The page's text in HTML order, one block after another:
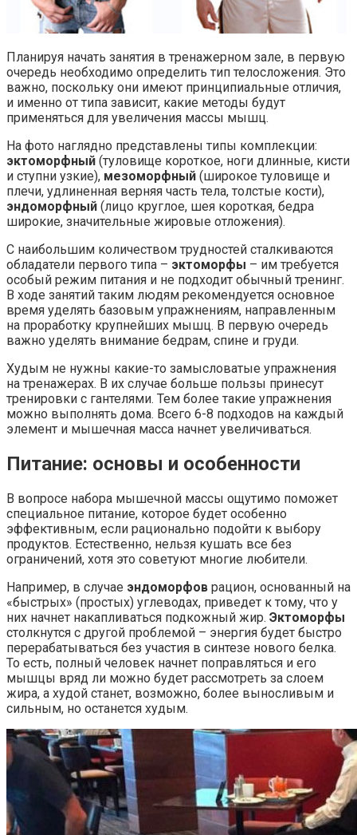
Планируя начать занятия в тренажерном зале, в первую
очередь необходимо определить тип телосложения. Это
важно, поскольку они имеют принципиальные отличия,
и именно от типа зависит, какие методы будут
применяться для увеличения массы мышц.
На фото наглядно представлены типы комплекции:
эктоморфный (туловище короткое, ноги длинные, кисти
и ступни узкие), мезоморфный (широкое туловище и
плечи, удлиненная верняя часть тела, толстые кости),
эндоморфный (лицо круглое, шея короткая, бедра
широкие, значительные жировые отложения).
С наибольшим количеством трудностей сталкиваются
обладатели первого типа – эктоморфы – им требуется
особый режим питания и не подходит обычный тренинг.
В ходе занятий таким людям рекомендуется основное
время уделять базовым упражнениям, направленным
на проработку крупнейших мышц. В первую очередь
важно уделять внимание бедрам, спине и груди.
Худым не нужны какие-то замысловатые упражнения
на тренажерах. В их случае больше пользы принесут
тренировки с гантелями. Тем более такие упражнения
можно выполнять дома. Всего 6-8 подходов на каждый
элемент и мышечная масса начнет увеличиваться.
Питание: основы и особенности
В вопросе набора мышечной массы ощутимо поможет
специальное питание, которое будет особенно
эффективным, если рационально подойти к выбору
продуктов. Естественно, нельзя кушать все без
ограничений, хотя это советуют многие любители.
Например, в случае эндоморфов рацион, основанный на
«быстрых» (простых) углеводах, приведет к тому, что у
них начнет накапливаться подкожный жир. Эктоморфы
столкнутся с другой проблемой – энергия будет быстро
перерабатываться без участия в синтезе нового белка.
То есть, полный человек начнет поправляться и его
мышцы вряд ли можно будет рассмотреть за слоем
жира, а худой станет, возможно, более выносливым и
сильным, но останется худым.